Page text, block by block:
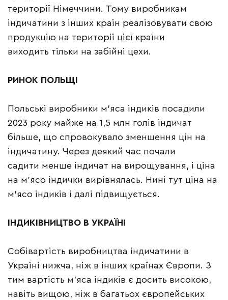
території Німеччини. Тому виробникам
індичатини з інших країн реалізовувати свою
продукцію на території цієї країни
виходить тільки на забійні цехи.
РИНОК ПОЛЬЩІ
Польські виробники м’яса індиків посадили
2023 року майже на 1,5 млн голів індичат
більше, що спровокувало зменшення цін на
індичатину. Через деякий час почали
садити менше індичат на вирощування, і ціна
на м’ясо індички вирівнялась. Нині тут ціна на
м’ясо індиків і далі підвищується.
ІНДИКІВНИЦТВО В УКРАЇНІ
Собівартість виробництва індичатини в
Україні нижча, ніж в інших країнах Європи. З
тим вартість м’яса індиків є досить високою,
навіть вищою, ніж в багатьох європейських